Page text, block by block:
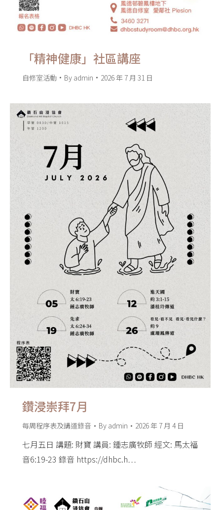
「精神健康」社區講座
自修室活動 By admin 2026 年 7 月 31 日
鑽浸崇拜7月
每周程序表及講道錄音 By admin 2026 年 7 月 4 日
七月五日 講題: 財寶 講員: 鍾志廣牧師 經文: 馬太福
音6:19-23 錄音 https://dhbc.h…